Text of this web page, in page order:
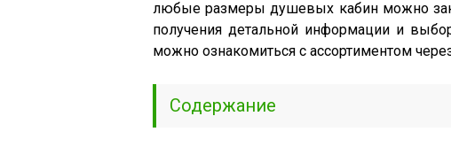
любые размеры душевых кабин можно
получения детальной информации и
можно ознакомиться с ассортиментом
Содержание